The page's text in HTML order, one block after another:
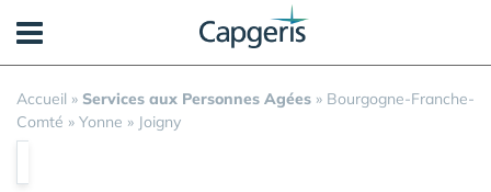
Accueil » Services aux Personnes Agées » Bourgogne-Franche-
Comté » Yonne » Joigny